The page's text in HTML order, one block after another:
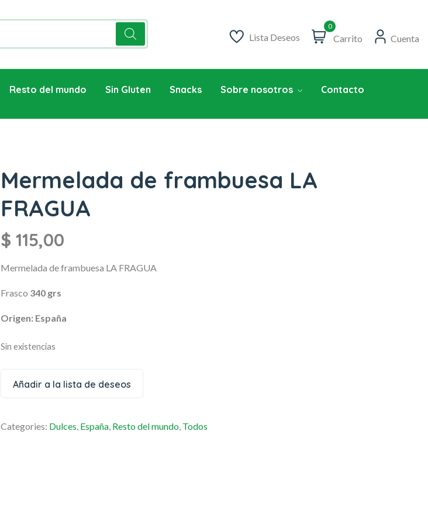
Lista Deseos
0
Carrito Cuenta
Resto del mundo Sin Gluten Snacks Sobre nosotros Contacto
Mermelada de frambuesa LA
FRAGUA
$ 115,00
Mermelada de frambuesa LA FRAGUA
Frasco 340 grs
Origen: España
Sin existencias
Añadir a la lista de deseos
Categories: Dulces España Resto del mundo Todos